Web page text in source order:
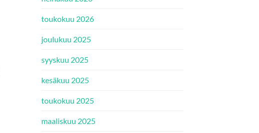
toukokuu 2026
joulukuu 2025
syyskuu 2025
kesäkuu 2025
toukokuu 2025
maaliskuu 2025